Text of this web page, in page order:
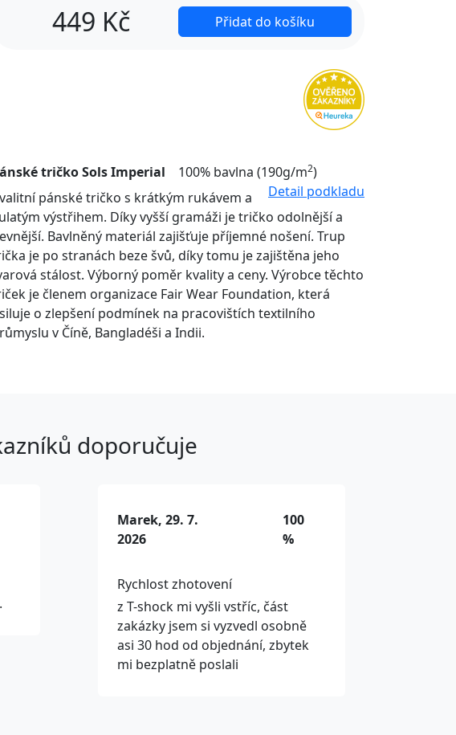
449 Kč Přidat do košíku
tričko Sols Imperial 100% bavlna (190g/m2)
Detail podkladu
pánské tričko s krátkým rukávem a
výstřihem. Díky vyšší gramáži je tričko odolnější a
Bavlněný materiál zajišťuje příjemné nošení. Trup
je po stranách beze švů, díky tomu je zajištěna jeho
stálost. Výborný poměr kvality a ceny. Výrobce těchto
je členem organizace Fair Wear Foundation, která
o zlepšení podmínek na pracovištích textilního
v Číně, Bangladéši a Indii.
doporučuje
Marek, 29. 7.
2026
100
%
Rychlost zhotovení
z T-shock mi vyšli vstříc, část
zakázky jsem si vyzvedl osobně
asi 30 hod od objednání, zbytek
mi bezplatně poslali